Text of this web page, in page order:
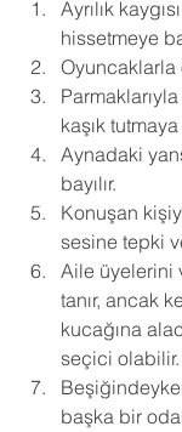
Ayrılık
hissetmeye
Oyuncaklarla
kaşık
Aynadaki
bayılır.
Konuşan
sesine tepki
Aile üyelerini
tanır, ancak
kucağına
seçici olabilir.
başka bir